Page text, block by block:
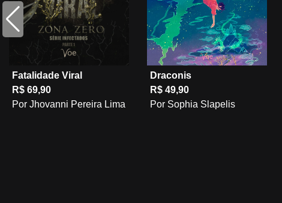
Fatalidade Viral
R$ 69,90
Por Jhovanni Pereira Lima
Draconis
R$ 49,90
Por Sophia Slapelis